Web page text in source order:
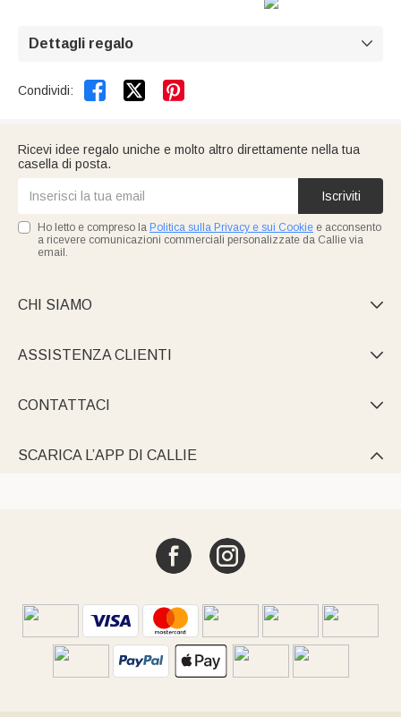
Dettagli regalo 
Condividi:  
Ricevi idee regalo uniche e molto altro direttamente nella tua
casella di posta.
Iscriviti
Ho letto e compreso la Politica sulla Privacy e sui Cookie e acconsento
a ricevere comunicazioni commerciali personalizzate da Callie via
email.
CHI SIAMO 
ASSISTENZA CLIENTI 
CONTATTACI 
SCARICA L’APP DI CALLIE 